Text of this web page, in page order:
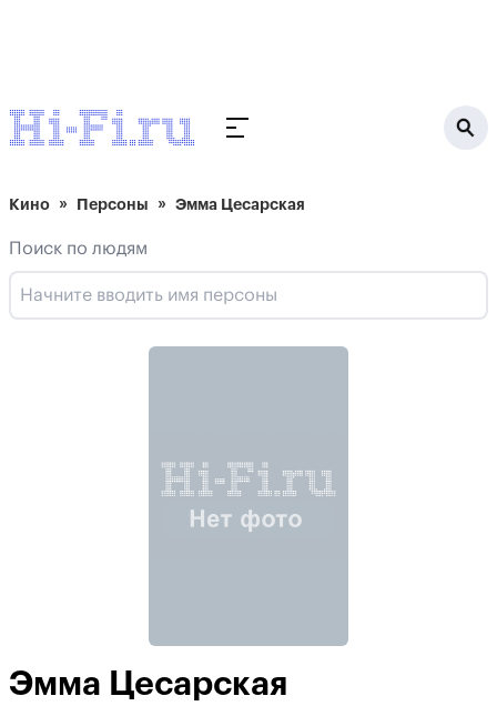
Кино Персоны Эмма Цесарская
Поиск по людям
Эмма Цесарская